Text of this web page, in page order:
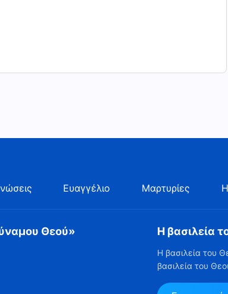
Ευαγγέλιο Μαρτυρίες
Θεού» Η βασιλεία
Η βασιλεία του
βασιλεία του